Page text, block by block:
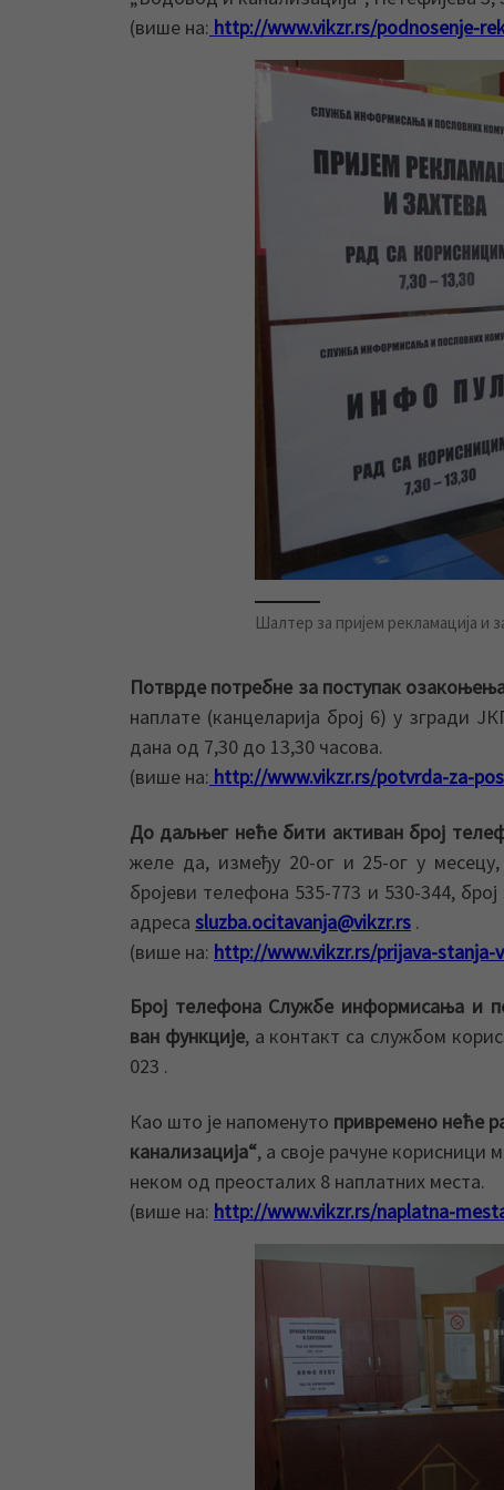
(више на: http://www.vikzr.rs/podnosenje-
Шалтер за пријем рекламација и
Потврде потребне за поступак
наплате (канцеларија број 6) у згради
дана од 7,30 до 13,30 часова.
(више на: http://www.vikzr.rs/potvrda-za-
До даљњег неће бити активан број
желе да, између 20-ог и 25-ог у
бројеви телефона 535-773 и 530-344,
адреса sluzba.ocitavanja@vikzr.rs .
(више на: http://www.vikzr.rs/prijava-stanja-
Број телефона Службе информисања и
ван функције, а контакт са службом
023 .
Као што је напоменуто привремено неће
канализација“, а своје рачуне корисници
неком од преосталих 8 наплатних места.
(више на: http://www.vikzr.rs/naplatna-